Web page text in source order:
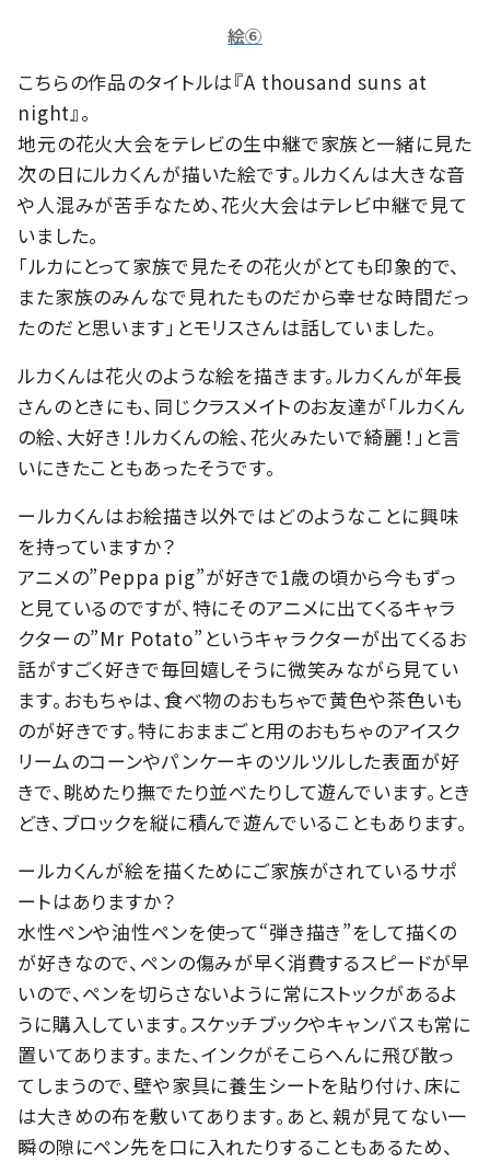
絵⑥
こちらの作品のタイトルは『A thousand suns at
night』。
地元の花火大会をテレビの生中継で家族と一緒に見た
次の日にルカくんが描いた絵です。ルカくんは大きな音
や人混みが苦手なため、花火大会はテレビ中継で見て
いました。
「ルカにとって家族で見たその花火がとても印象的で、
また家族のみんなで見れたものだから幸せな時間だっ
たのだと思います」とモリスさんは話していました。
ルカくんは花火のような絵を描きます。ルカくんが年長
さんのときにも、同じクラスメイトのお友達が「ルカくん
の絵、大好き！ルカくんの絵、花火みたいで綺麗！」と言
いにきたこともあったそうです。
ールカくんはお絵描き以外ではどのようなことに興味
を持っていますか？
アニメの”Peppa pig”が好きで1歳の頃から今もずっ
と見ているのですが、特にそのアニメに出てくるキャラ
クターの”Mr Potato”というキャラクターが出てくるお
話がすごく好きで毎回嬉しそうに微笑みながら見てい
ます。おもちゃは、食べ物のおもちゃで黄色や茶色いも
のが好きです。特におままごと用のおもちゃのアイスク
リームのコーンやパンケーキのツルツルした表面が好
きで、眺めたり撫でたり並べたりして遊んでいます。とき
どき、ブロックを縦に積んで遊んでいることもあります。
ールカくんが絵を描くためにご家族がされているサポ
ートはありますか？
水性ペンや油性ペンを使って“弾き描き”をして描くの
が好きなので、ペンの傷みが早く消費するスピードが早
いので、ペンを切らさないように常にストックがあるよ
うに購入しています。スケッチブックやキャンバスも常に
置いてあります。また、インクがそこらへんに飛び散っ
てしまうので、壁や家具に養生シートを貼り付け、床に
は大きめの布を敷いてあります。あと、親が見てない一
瞬の隙にペン先を口に入れたりすることもあるため、